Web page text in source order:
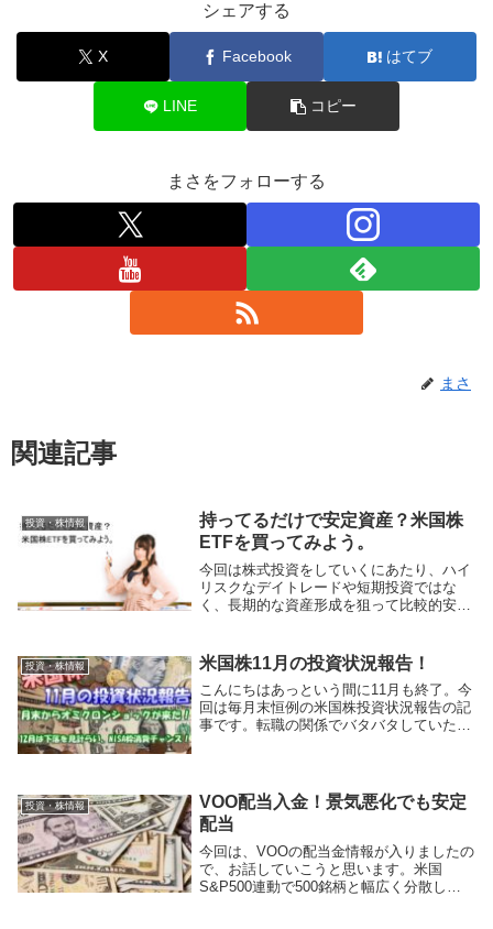
シェアする
X Facebook はてブ
LINE コピー
まさをフォローする
まさ
関連記事
投資・株情報
持ってるだけで安定資産？米国株
ETFを買ってみよう。
今回は株式投資をしていくにあたり、ハイ
リスクなデイトレードや短期投資ではな
く、長期的な資産形成を狙って比較的安定
思います。
投資・株情報 米国株11月の投資状況報告！
こんにちはあっという間に11月も終了。今
回は毎月末恒例の米国株投資状況報告の記
事です。転職の関係でバタバタしていたの
資状況...
投資・株情報
VOO配当入金！景気悪化でも安定
配当
今回は、VOOの配当金情報が入りましたの
で、お話していこうと思います。米国
S&P500連動で500銘柄と幅広く分散して